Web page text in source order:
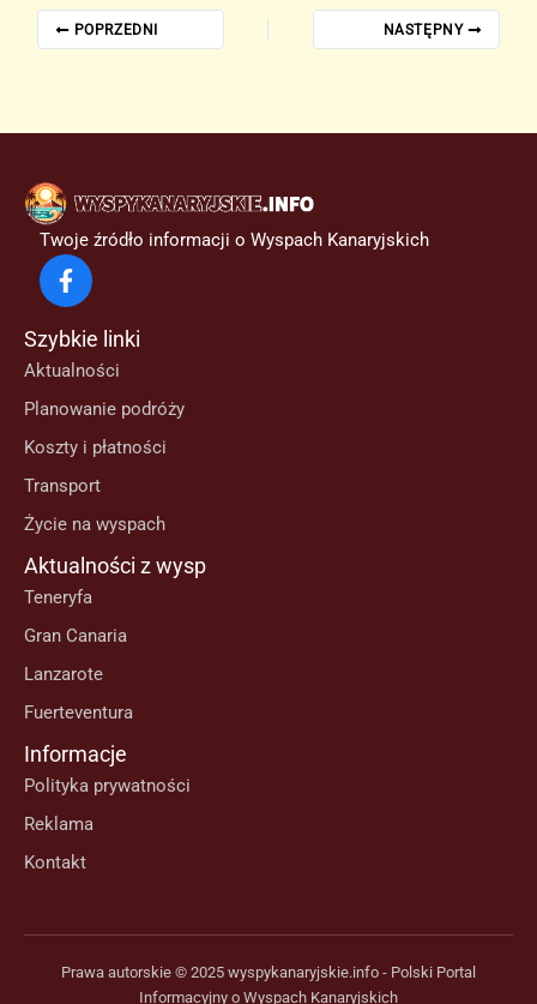
POPRZEDNI NASTĘPNY
Twoje źródło informacji o Wyspach Kanaryjskich
Szybkie linki
Aktualności
Planowanie podróży
Koszty i płatności
Transport
Życie na wyspach
Aktualności z wysp
Teneryfa
Gran Canaria
Lanzarote
Fuerteventura
Informacje
Polityka prywatności
Reklama
Kontakt
Prawa autorskie © 2025 wyspykanaryjskie.info - Polski Portal
Informacyjny o Wyspach Kanaryjskich